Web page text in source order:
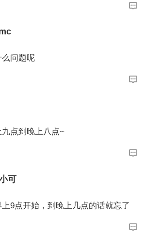
问题呢
点到晚上八点~
可
上9点开始，到晚上几点的话就忘了